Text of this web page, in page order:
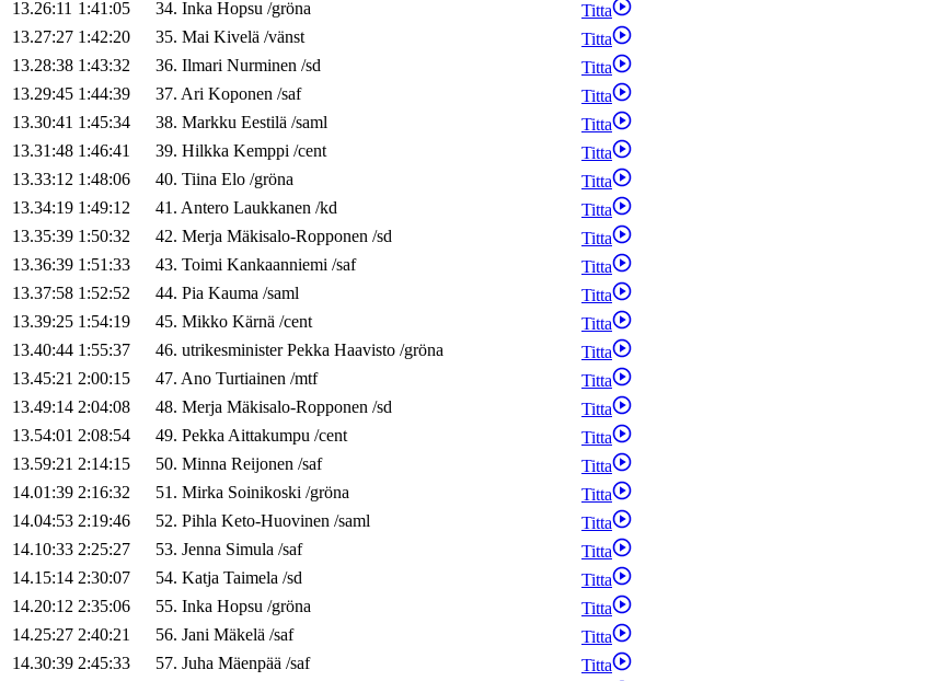
13.26:11 1:41:05 34. Inka Hopsu /gröna
Titta
13.27:27 1:42:20 35. Mai Kivelä /vänst
Titta
13.28:38 1:43:32 36. Ilmari Nurminen /sd
Titta
13.29:45 1:44:39 37. Ari Koponen /saf
Titta
13.30:41 1:45:34 38. Markku Eestilä /saml
Titta
13.31:48 1:46:41 39. Hilkka Kemppi /cent
Titta
13.33:12 1:48:06 40. Tiina Elo /gröna
Titta
13.34:19 1:49:12 41. Antero Laukkanen /kd
Titta
13.35:39 1:50:32 42. Merja Mäkisalo-Ropponen /sd
Titta
13.36:39 1:51:33 43. Toimi Kankaanniemi /saf
Titta
13.37:58 1:52:52 44. Pia Kauma /saml
Titta
13.39:25 1:54:19 45. Mikko Kärnä /cent
Titta
13.40:44 1:55:37 46. utrikesminister Pekka Haavisto /gröna
Titta
13.45:21 2:00:15 47. Ano Turtiainen /mtf
Titta
13.49:14 2:04:08 48. Merja Mäkisalo-Ropponen /sd
Titta
13.54:01 2:08:54 49. PekkaAittakumpu /cent
Titta
13.59:21 2:14:15 50. Minna Reijonen /saf
Titta
14.01:39 2:16:32 51. Mirka Soinikoski /gröna
Titta
14.04:53 2:19:46 52. Pihla Keto-Huovinen /saml
Titta
14.10:33 2:25:27 53. Jenna Simula /saf
Titta
14.15:14 2:30:07 54. Katja Taimela /sd
Titta
14.20:12 2:35:06 55. Inka Hopsu /gröna
Titta
14.25:27 2:40:21 56. Jani Mäkelä /saf
Titta
14.30:39 2:45:33 57. Juha Mäenpää /saf
Titta